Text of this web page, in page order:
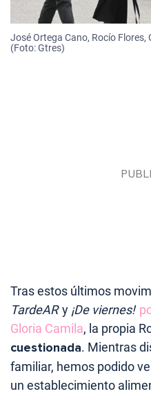
José Ortega Cano, Rocío
(Foto: Gtres)
Tras estos últimos
TardeARy¡De viernes!
Gloria Camila, la propia
cuestionada. Mientras
familiar, hemos podido
un establecimiento